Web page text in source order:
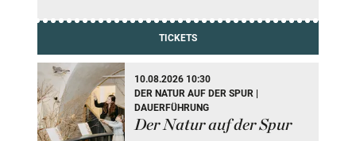
TICKETS
10.08.2026 10:30
DER NATUR AUF DER SPUR |
DAUERFÜHRUNG
Der Natur auf der Spur